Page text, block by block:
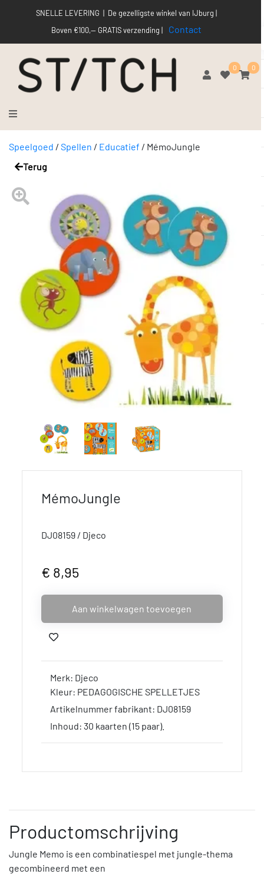
SNELLE LEVERING | De gezelligste winkel van IJburg |
Boven €100,-- GRATIS verzending |
Contact
0 0
Speelgoed / Spellen / Educatief / MémoJungle
Terug
MémoJungle
DJ08159 / Djeco
€ 8,95
Aan winkelwagen toevoegen
Merk: Djeco
Kleur: PEDAGOGISCHE SPELLETJES
Artikelnummer fabrikant: DJ08159
Inhoud: 30 kaarten (15 paar).
Productomschrijving
Jungle Memo is een combinatiespel met jungle-thema
gecombineerd met een